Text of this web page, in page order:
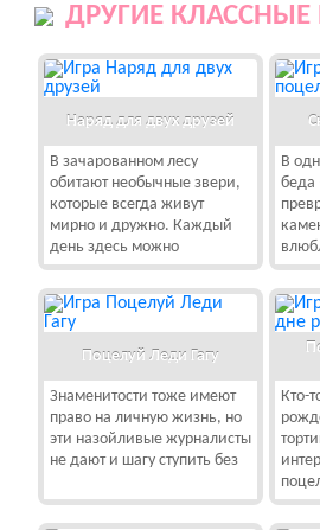
ДРУГИЕ КЛАССНЫЕ
Наряд для двух друзей
В зачарованном лесу
обитают необычные звери,
которые всегда живут
мирно и дружно. Каждый
день здесь можно
В
беда
Поцелуй Леди Гагу
Знаменитости тоже имеют
право на личную жизнь, но
эти назойливые журналисты
не дают и шагу ступить без
Кто-